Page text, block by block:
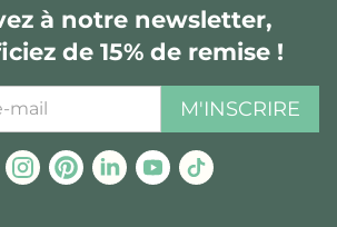
à notre newsletter,
de 15% de remise !
M'INSCRIRE